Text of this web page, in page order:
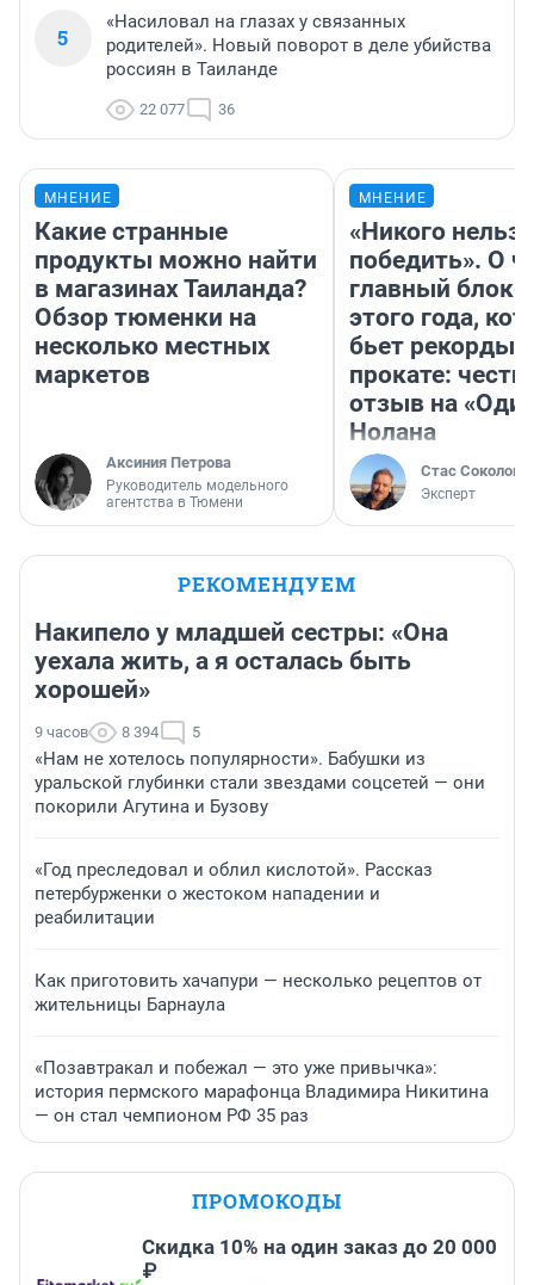
5
«Насиловал на глазах у связанных
родителей». Новый поворот в деле убийства
россиян в Таиланде
22 077 36
МНЕНИЕ
Какие странные
продукты можно найти
в магазинах Таиланда?
Обзор тюменки на
несколько местных
маркетов
Аксиния Петрова
Руководитель модельного
агентства в Тюмени
МНЕНИЕ
«Никого нельзя
победить». О
главный
этого года,
бьет рекорды в
прокате:
отзыв на
Нолана
Стас Соколов
Эксперт
РЕКОМЕНДУЕМ
Накипело у младшей сестры: «Она
уехала жить, а я осталась быть
хорошей»
9 часов 8 394 5
«Нам не хотелось популярности». Бабушки из
уральской глубинки стали звездами соцсетей — они
покорили Агутина и Бузову
«Год преследовал и облил кислотой». Рассказ
петербурженки о жестоком нападении и
реабилитации
Как приготовить хачапури — несколько рецептов от
жительницы Барнаула
«Позавтракал и побежал — это уже привычка»:
история пермского марафонца Владимира Никитина
— он стал чемпионом РФ 35 раз
ПРОМОКОДЫ
Скидка 10% на один заказ до 20 000
₽